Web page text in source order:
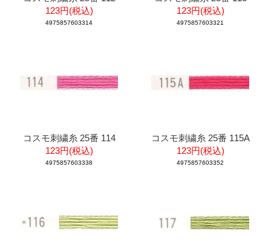
123円(税込)
4975857603314
123円(税込)
4975857603321
コスモ刺繍糸 25番 114
123円(税込)
4975857603338
コスモ刺繍糸 25番 115A
123円(税込)
4975857603352